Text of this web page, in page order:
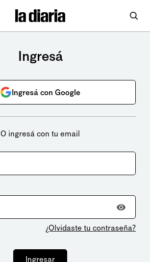
Ingresá
Ingresá con Google
O ingresá con tu email
¿Olvidaste tu contraseña?
Ingresar